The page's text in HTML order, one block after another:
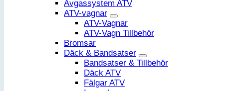
Avgassystem ATV
ATV-vagnar
ATV-Vagnar
ATV-Vagn Tillbehör
Bromsar
Däck & Bandsatser
Bandsatser & Tillbehör
Däck ATV
Fälgar ATV